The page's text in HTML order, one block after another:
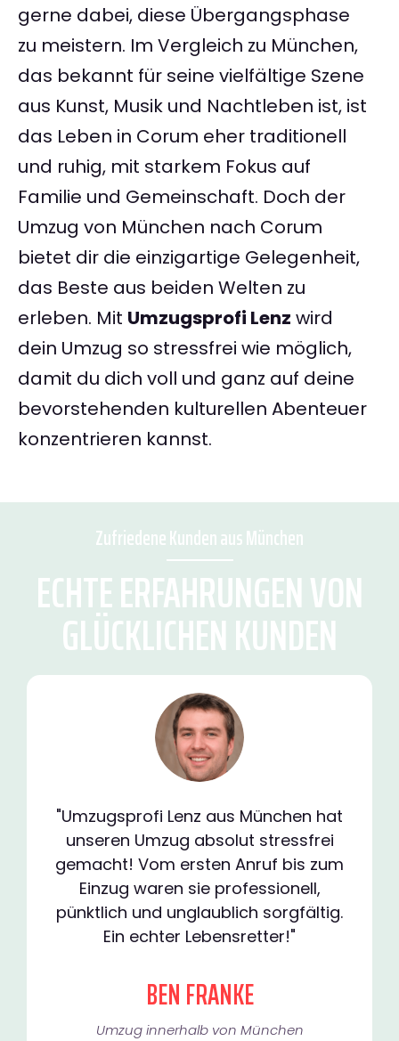
gerne dabei, diese Übergangsphase
zu meistern. Im Vergleich zu München,
das bekannt für seine vielfältige Szene
aus Kunst, Musik und Nachtleben ist, ist
das Leben in Corum eher traditionell
und ruhig, mit starkem Fokus auf
Familie und Gemeinschaft. Doch der
Umzug von München nach Corum
bietet dir die einzigartige Gelegenheit,
das Beste aus beiden Welten zu
erleben. Mit Umzugsprofi Lenz wird
dein Umzug so stressfrei wie möglich,
damit du dich voll und ganz auf deine
bevorstehenden kulturellen Abenteuer
konzentrieren kannst.
Zufriedene Kunden aus München
ECHTE ERFAHRUNGEN VON
GLÜCKLICHEN KUNDEN
"Umzugsprofi Lenz aus München hat
unseren Umzug absolut stressfrei
gemacht! Vom ersten Anruf bis zum
Einzug waren sie professionell,
pünktlich und unglaublich sorgfältig.
Ein echter Lebensretter!"
BEN FRANKE
Umzug innerhalb von München​